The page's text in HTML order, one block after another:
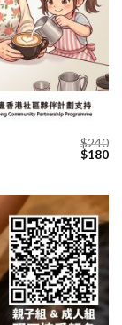
$240
Original
$180